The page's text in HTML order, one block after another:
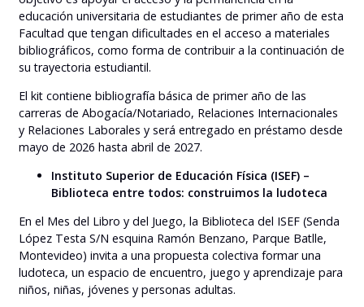
educación universitaria de estudiantes de primer año de esta
Facultad que tengan dificultades en el acceso a materiales
bibliográficos, como forma de contribuir a la continuación de
su trayectoria estudiantil.
El kit contiene bibliografía básica de primer año de las
carreras de Abogacía/Notariado, Relaciones Internacionales
y Relaciones Laborales y será entregado en préstamo desde
mayo de 2026 hasta abril de 2027.
Instituto Superior de Educación Física (ISEF) –
Biblioteca entre todos: construimos la ludoteca
En el Mes del Libro y del Juego, la Biblioteca del ISEF (Senda
López Testa S/N esquina Ramón Benzano, Parque Batlle,
Montevideo) invita a una propuesta colectiva formar una
ludoteca, un espacio de encuentro, juego y aprendizaje para
niños, niñas, jóvenes y personas adultas.